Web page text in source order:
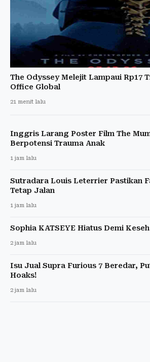
The Odyssey Melejit Lampaui Rp17
Office Global
21 menit lalu
Inggris Larang Poster Film The
Berpotensi Trauma Anak
1 jam lalu
Sutradara Louis Leterrier Pastikan
Tetap Jalan
1 jam lalu
Sophia KATSEYE Hiatus Demi
2 jam lalu
Isu Jual Supra Furious 7 Beredar,
Hoaks!
2 jam lalu